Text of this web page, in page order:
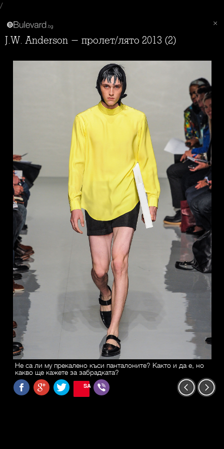
/
J.W. Anderson - пролет/лято 2013 (2)
Не са ли му прекалено къси панталоните? Както и да е, но
какво ще кажете за забрадката?
SAVE